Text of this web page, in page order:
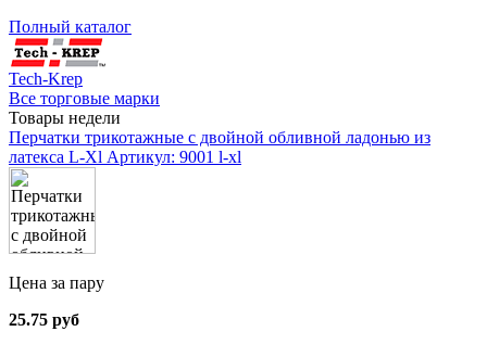
Полный каталог
Tech-Krep
Все торговые марки
Товары недели
Перчатки трикотажные с двойной обливной ладонью из
латекса L-Xl Артикул: 9001 l-xl
Цена за пару
25.75 руб